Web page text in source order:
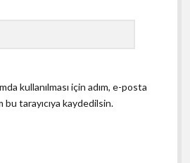
kullanılması için adım, e-posta
tarayıcıya kaydedilsin.